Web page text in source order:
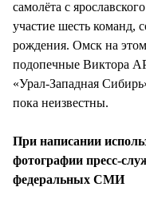
самолёта с
участие шесть команд,
рождения. Омск на этом
подопечные Виктора
«Урал-Западная
пока неизвестны.
При написании
фотографии пресс-
федеральных СМИ